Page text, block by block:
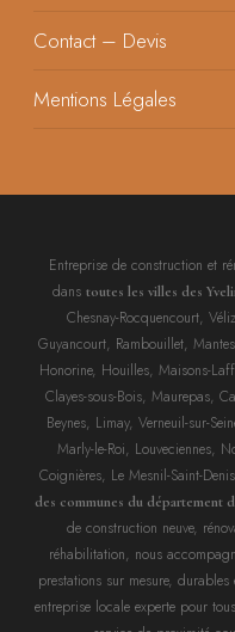
Contact – Devis
Mentions Légales
Entreprise de construction et
dans toutes les villes des
Chesnay-Rocquencourt,
Guyancourt, Rambouillet,
Honorine, Houilles, Maisons-
Clayes-sous-Bois, Maurepas,
Beynes, Limay, Verneuil-sur-
Marly-le-Roi, Louveciennes,
Coignières, Le Mesnil-Saint-
des communes du département
de construction neuve,
réhabilitation, nous
prestations sur mesure,
entreprise locale experte pour